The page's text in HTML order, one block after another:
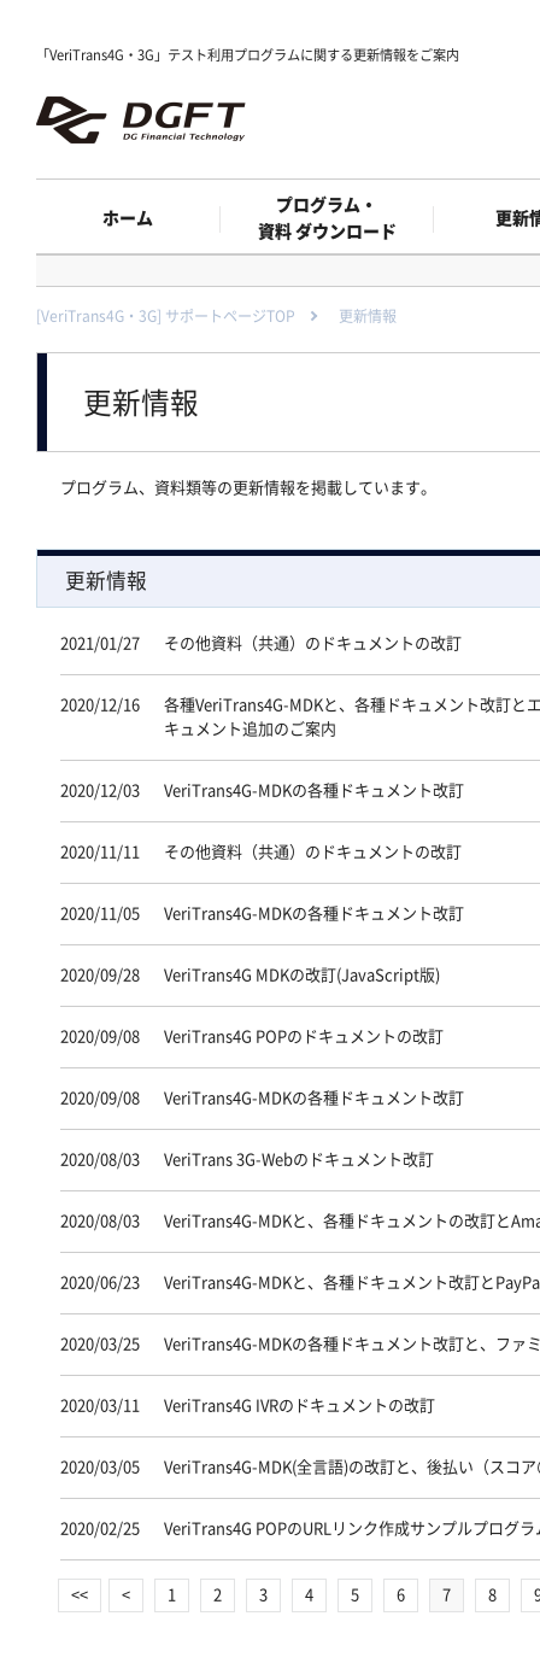
「VeriTrans4G・3G」テスト利用プログラムに関する更新情報をご案内
ホーム
プログラム・
資料 ダウンロード
更新
[VeriTrans4G・3G] サポートページTOP 更新情報
更新情報
プログラム、資料類等の更新情報を掲載しています。
更新情報
2021/01/27 その他資料（共通）のドキュメントの改訂
2020/12/16
各種VeriTrans4G-MDKと、各種ドキュメント改訂と
キュメント追加のご案内
2020/12/03 VeriTrans4G-MDKの各種ドキュメント改訂
2020/11/11 その他資料（共通）のドキュメントの改訂
2020/11/05 VeriTrans4G-MDKの各種ドキュメント改訂
2020/09/28 VeriTrans4G MDKの改訂(JavaScript版)
2020/09/08 VeriTrans4G POPのドキュメントの改訂
2020/09/08 VeriTrans4G-MDKの各種ドキュメント改訂
2020/08/03 VeriTrans 3G-Webのドキュメント改訂
2020/08/03 VeriTrans4G-MDKと、各種ドキュメントの改訂と
2020/06/23 VeriTrans4G-MDKと、各種ドキュメント改訂と
2020/03/25 VeriTrans4G-MDKの各種ドキュメント改訂と、ファ
2020/03/11 VeriTrans4G IVRのドキュメントの改訂
2020/03/05 VeriTrans4G-MDK(全言語)の改訂と、後払い（スコ
2020/02/25 VeriTrans4G POPのURLリンク作成サンプルプログ
<< < 1 2 3 4 5 6 7 8